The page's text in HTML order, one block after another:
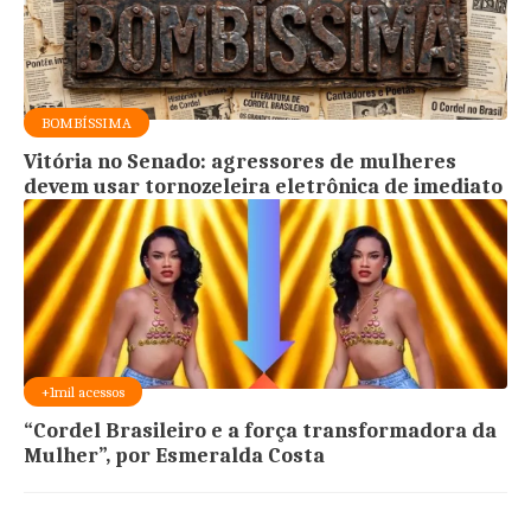
BOMBÍSSIMA
Vitória no Senado: agressores de mulheres
devem usar tornozeleira eletrônica de imediato
+1mil acessos
“Cordel Brasileiro e a força transformadora da
Mulher”, por Esmeralda Costa